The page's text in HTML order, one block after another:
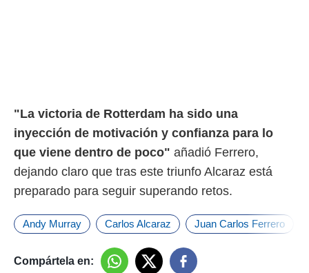
"La victoria de Rotterdam ha sido una
inyección de motivación y confianza para lo
que viene dentro de poco" añadió Ferrero,
dejando claro que tras este triunfo Alcaraz está
preparado para seguir superando retos.
Andy Murray Carlos Alcaraz Juan Carlos Ferrero
Compártela en: